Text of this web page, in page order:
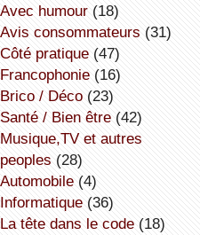
avec humour(18)
avis consommateurs (31)
côté pratique(47)
Francophonie(16)
Brico / Déco(23)
Santé / Bien être(42)
Musique,TV et autres
peoples (28)
Automobile(4)
informatique(36)
la tête dans le code(18)